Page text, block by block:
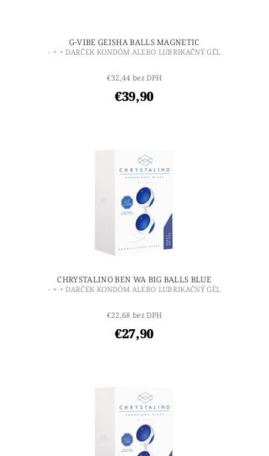
G-VIBE GEISHA BALLS MAGNETIC
- + + DARČEK KONDÓM ALEBO LUBRIKAČNÝ GÉL
€32,44 bez DPH
€39,90
CHRYSTALINO BEN WA BIG BALLS BLUE
- + + DARČEK KONDÓM ALEBO LUBRIKAČNÝ GÉL
€22,68 bez DPH
€27,90